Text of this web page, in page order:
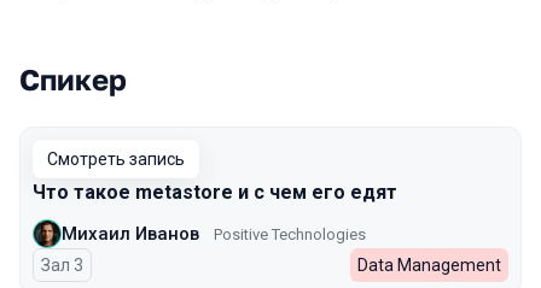
Выступления в сезоне 2025
Спикер
Смотреть запись
Что такое metastore и с чем его едят
Михаил Иванов Positive Technologies
Зал 3 Data Management